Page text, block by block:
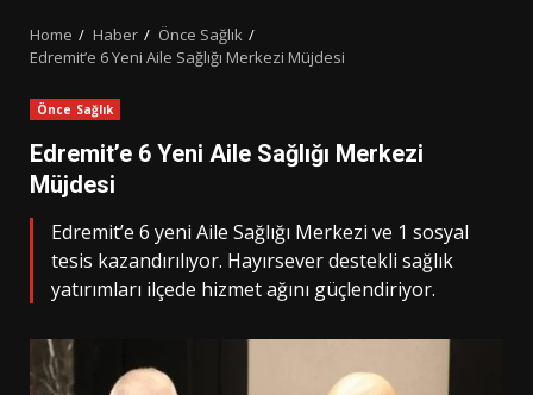
Home Haber
Önce Sağlık
Edremit’e 6 Yeni Aile Sağlığı Merkezi Müjdesi
Önce Sağlık
Edremit’e 6 Yeni Aile Sağlığı Merkezi
Müjdesi
Edremit’e 6 yeni Aile Sağlığı Merkezi ve 1 sosyal
tesis kazandırılıyor. Hayırsever destekli sağlık
yatırımları ilçede hizmet ağını güçlendiriyor.